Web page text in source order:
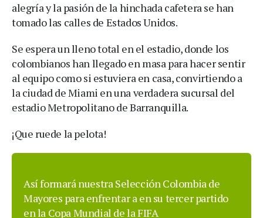
alegría y la pasión de la hinchada cafetera se han
tomado las calles de Estados Unidos.
Se espera un lleno total en el estadio, donde los
colombianos han llegado en masa para hacer sentir
al equipo como si estuviera en casa, convirtiendo a
la ciudad de Miami en una verdadera sucursal del
estadio Metropolitano de Barranquilla.
¡Que ruede la pelota!
Así formará nuestra Selección Colombia de
Mayores para enfrentar a en su tercer partido
en la Copa Mundial de la FIFA